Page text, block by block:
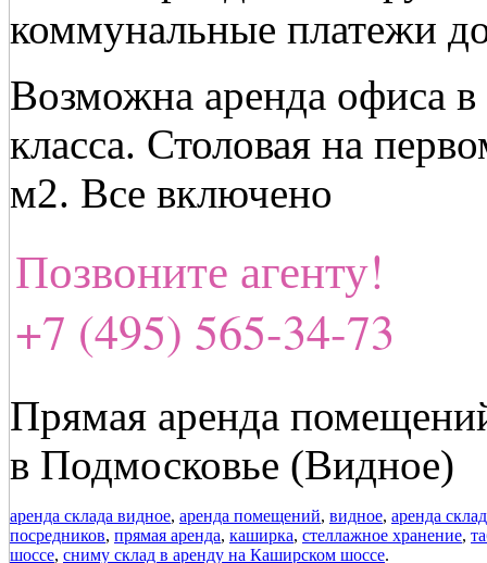
коммунальные платежи
Возможна аренда офиса в
класса. Столовая на
м2. Все включено
Позвоните агенту!
+7 (495) 565-34-73
Прямая аренда
в Подмосковье (Видное)
аренда склада видное, аренда помещений, видное, аренда
посредников, прямая аренда, каширка, стеллажное хранение,
шоссе, сниму склад в аренду на Каширском шоссе.